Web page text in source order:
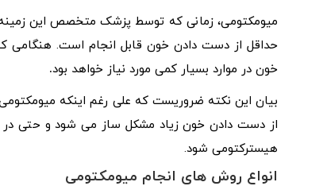
میومکتومی، زمانی که توسط پزشک متخصص این زمینه
حداقل از دست دادن خون قابل انجام است. هنگامی
خون در موارد بسیار کمی مورد نیاز خواهد بود.
بیان این نکته ضروریست که علی رغم اینکه
از دست دادن خون زیاد مشکل ساز می شود و حتی در
هیسترکتومی شود.
انواع روش های انجام میومکتومی